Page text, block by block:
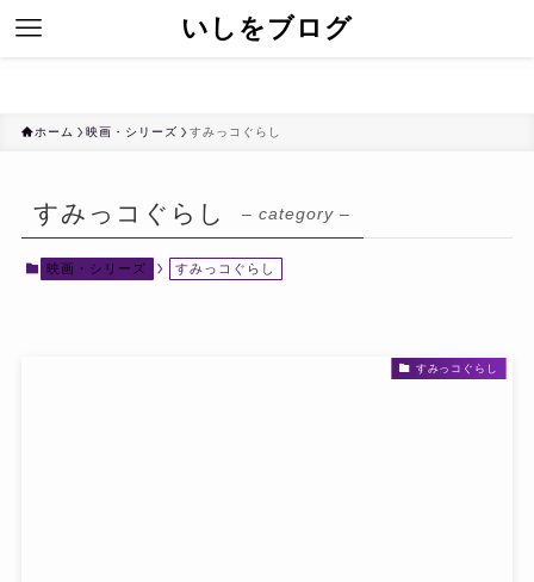
いしをブログ
ホーム 映画・シリーズ すみっコぐらし
すみっコぐらし – category –
映画・シリーズ すみっコぐらし
すみっコぐらし